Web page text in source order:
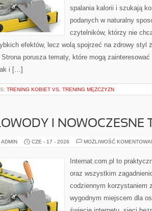
spalania kalorii i szukają
podanych w naturalny
czytelników, którzy nie
efektów, lecz wolą spojrzeć na zdrowy styl
porusza tematy, które mogą
i […]
TRENING KOBIET VS. TRENING MĘŻCZYZN
I NOWOCZESNE
CZE - 17 - 2026 MOŻLIWOŚĆ
Internat.com.pl to
oraz wszystkim
codziennym korzystaniem
wygodnym miejscem dla